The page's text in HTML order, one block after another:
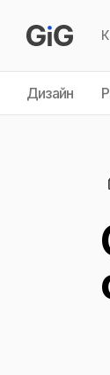
Дизайн